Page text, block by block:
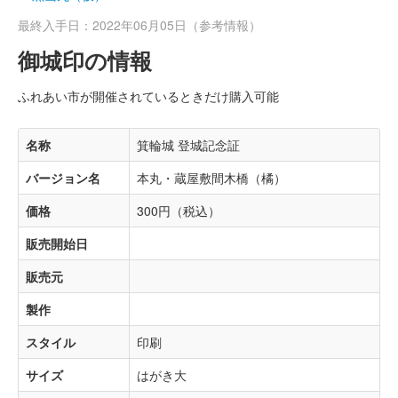
最終入手日：2022年06月05日（参考情報）
御城印の情報
ふれあい市が開催されているときだけ購入可能
名称
箕輪城 登城記念証
バージョン名
本丸・蔵屋敷間木橋（橘）
価格
300円（税込）
販売開始日
販売元
製作
スタイル
印刷
サイズ
はがき大